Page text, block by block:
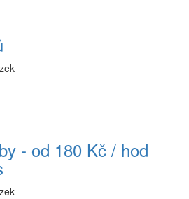
- od 180 Kč / hod